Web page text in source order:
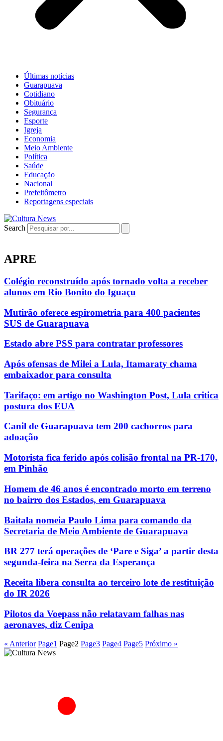
Últimas notícias
Guarapuava
Cotidiano
Obituário
Segurança
Esporte
Igreja
Economia
Meio Ambiente
Política
Saúde
Educação
Nacional
Prefeitômetro
Reportagens especiais
Search
APRE
Colégio reconstruído após tornado volta a receber
alunos em Rio Bonito do Iguaçu
Mutirão oferece espirometria para 400 pacientes
SUS de Guarapuava
Estado abre PSS para contratar professores
Após ofensas de Milei a Lula, Itamaraty chama
embaixador para consulta
Tarifaço: em artigo no Washington Post, Lula critica
postura dos EUA
Canil de Guarapuava tem 200 cachorros para
adoação
Motorista fica ferido após colisão frontal na PR-170,
em Pinhão
Homem de 46 anos é encontrado morto em terreno
no bairro dos Estados, em Guarapuava
Baitala nomeia Paulo Lima para comando da
Secretaria de Meio Ambiente de Guarapuava
BR 277 terá operações de ‘Pare e Siga’ a partir desta
segunda-feira na Serra da Esperança
Receita libera consulta ao terceiro lote de restituição
do IR 2026
Pilotos da Voepass não relatavam falhas nas
aeronaves, diz Cenipa
« Anterior Page1 Page2 Page3 Page4 Page5 Próximo »